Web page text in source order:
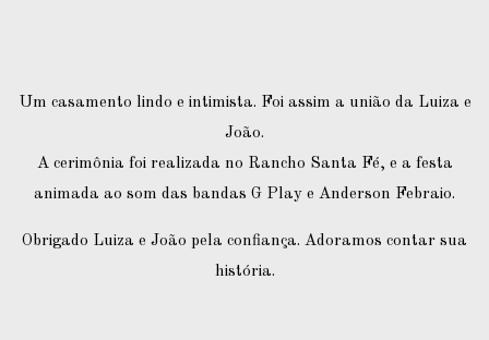
Um casamento lindo e intimista. Foi assim a união da Luiza e
João.
A cerimônia foi realizada no Rancho Santa Fé, e a festa
animada ao som das bandas G Play e Anderson Febraio.
Obrigado Luiza e João pela confiança. Adoramos contar sua
história.